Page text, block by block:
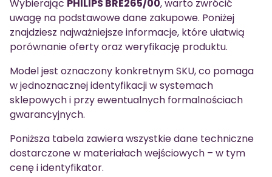
Wybierając PHILIPS BRE265/00, warto zwrócić
uwagę na podstawowe dane zakupowe. Poniżej
znajdziesz najważniejsze informacje, które ułatwią
porównanie oferty oraz weryfikację produktu.
Model jest oznaczony konkretnym SKU, co pomaga
w jednoznacznej identyfikacji w systemach
sklepowych i przy ewentualnych formalnościach
gwarancyjnych.
Poniższa tabela zawiera wszystkie dane techniczne
dostarczone w materiałach wejściowych – w tym
cenę i identyfikator.